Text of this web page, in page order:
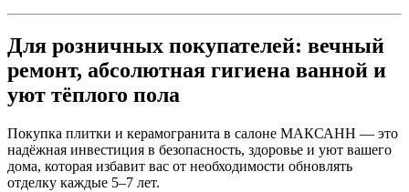
Для розничных покупателей: вечный
ремонт, абсолютная гигиена ванной и
уют тёплого пола
Покупка плитки и керамогранита в салоне МАКСАНН — это
надёжная инвестиция в безопасность, здоровье и уют вашего
дома, которая избавит вас от необходимости обновлять
отделку каждые 5–7 лет.